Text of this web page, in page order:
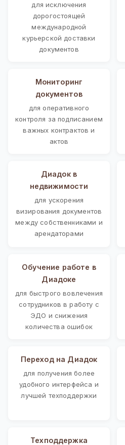
для исключения
дорогостоящей
международной
курьерской доставки
документов
Мониторинг
документов
для оперативного
контроля за подписанием
важных контрактов и
актов
Диадок в
недвижимости
для ускорения
визирования документов
между собственниками и
арендаторами
Обучение работе в
Диадоке
для быстрого вовлечения
сотрудников в работу с
ЭДО и снижения
количества ошибок
Переход на Диадок
для получения более
удобного интерфейса и
лучшей техподдержки
Техподдержка